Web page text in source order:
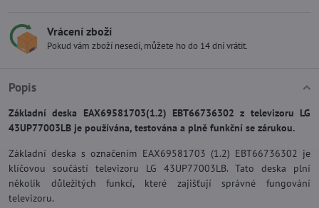
Vrácení zboží
Pokud vám zboží nesedí, můžete ho do 14 dní vrátit.
Popis
Základní deska EAX69581703(1.2) EBT66736302 z televizoru LG
43UP77003LB je používána, testována a plně funkční se zárukou.
Základní deska s označením EAX69581703 (1.2) EBT66736302 je
klíčovou součástí televizoru LG 43UP77003LB. Tato deska plní
několik důležitých funkcí, které zajišťují správné fungování
televizoru.